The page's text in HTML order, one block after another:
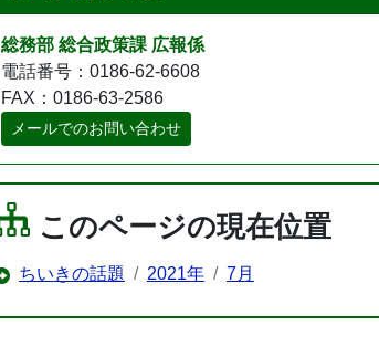
総務部 総合政策課 広報係
電話番号：0186-62-6608
FAX：0186-63-2586
メールでのお問い合わせ
このページの現在位置
ちいきの話題 2021年 7月